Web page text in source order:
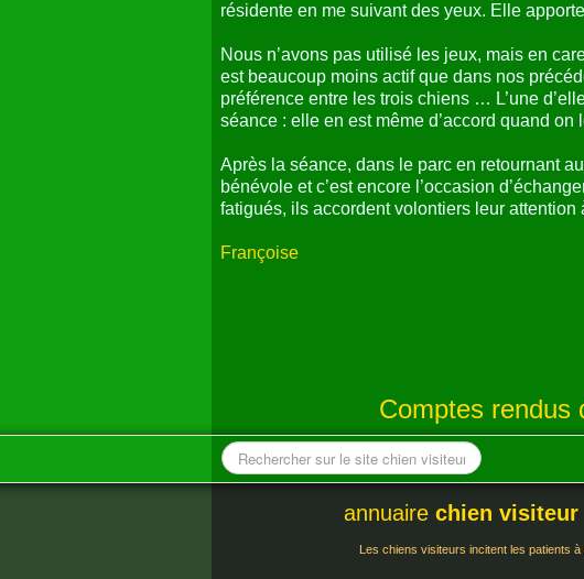
résidente en me suivant des yeux. Elle
Nous n’avons pas utilisé les jeux, mais en
est beaucoup moins actif que dans nos
préférence entre les trois chiens … L’une
séance : elle en est même d’accord quand on
Après la séance, dans le parc en retournant
bénévole et c’est encore l’occasion
fatigués, ils accordent volontiers leur
Françoise
Comptes rendus
annuaire chien visiteur
Les chiens visiteurs incitent les patients